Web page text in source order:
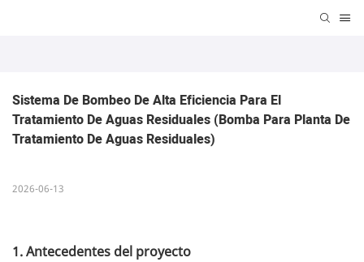
Sistema De Bombeo De Alta Eficiencia Para El
Tratamiento De Aguas Residuales (bomba Para Planta De
Tratamiento De Aguas Residuales)
2026-06-13
1. Antecedentes del proyecto